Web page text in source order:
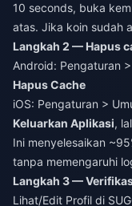
10 seconds, buka
atas. Jika koin sudah
Langkah 2 — Hapus
Android: Pengaturan
Hapus Cache
iOS: Pengaturan >
Keluarkan Aplikasi,
Ini menyelesaikan
tanpa memengaruhi
Langkah 3 —
Lihat/Edit Profil di